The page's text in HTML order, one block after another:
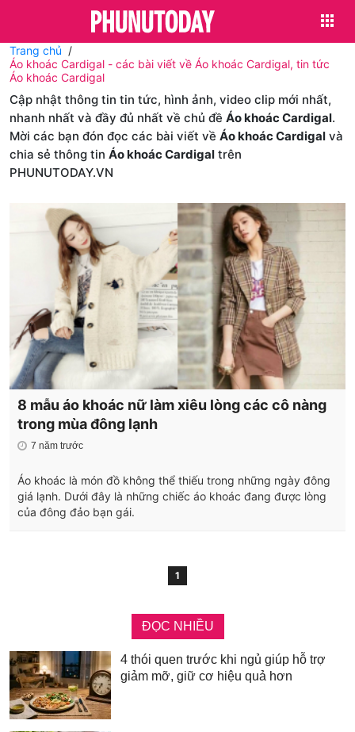
Trang chủ
Áo khoác Cardigal - các bài viết về Áo khoác Cardigal, tin tức
Áo khoác Cardigal
Cập nhật thông tin tin tức, hình ảnh, video clip mới nhất,
nhanh nhất và đầy đủ nhất về chủ đề Áo khoác Cardigal.
Mời các bạn đón đọc các bài viết về Áo khoác Cardigal và
chia sẻ thông tin Áo khoác Cardigal trên
PHUNUTODAY.VN
8 mẫu áo khoác nữ làm xiêu lòng các cô nàng
trong mùa đông lạnh
7 năm trước
Áo khoác là món đồ không thể thiếu trong những ngày đông
giá lạnh. Dưới đây là những chiếc áo khoác đang được lòng
của đông đảo bạn gái.
1
ĐỌC NHIỀU
4 thói quen trước khi ngủ giúp hỗ trợ
giảm mỡ, giữ cơ hiệu quả hơn